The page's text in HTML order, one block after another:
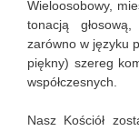
Wieloosobowy,
tonacją
zarówno w języku
piękny) szereg
współczesnych.
Nasz Kościół